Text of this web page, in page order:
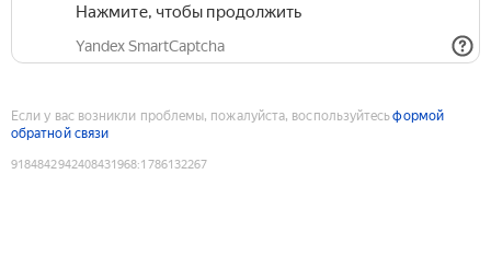
Нажмите, чтобы продолжить
Yandex SmartCaptcha
Если у вас возникли проблемы, пожалуйста, воспользуйтесьформой
обратной связи
9184842942408431968:1786132267